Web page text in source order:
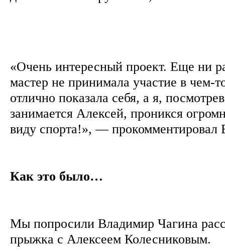
«Очень интересный проект. Еще ни
мастер не принимала участие в
отлично показала себя, а я,
занимается Алексей, проникся
виду спорта!», —
Как это было…
Мы попросили Владимир Чагина
прыжка с Алексеем Колесниковым.